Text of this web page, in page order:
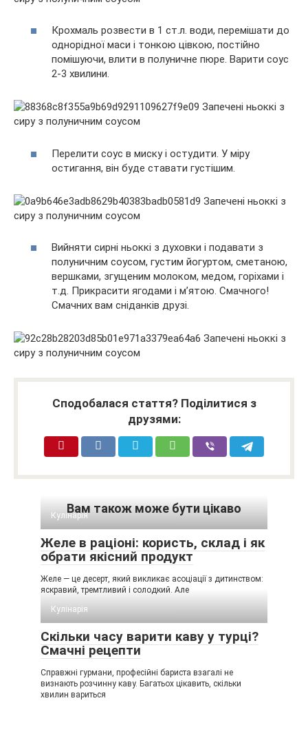
Крохмаль розвести в 1 ст.л. води, перемішати до
однорідної маси і тонкою цівкою, постійно
помішуючи, влити в полуничне пюре. Варити соус
2-3 хвилини.
Перелити соус в миску і остудити. У міру
остигання, він буде ставати густішим.
Вийняти сирні ньоккі з духовки і подавати з
полуничним соусом, густим йогуртом, сметаною,
вершками, згущеним молоком, медом, горіхами і
т.д. Прикрасити ягодами і м’ятою. Смачного!
Смачних вам сніданків друзі.
Сподобалася стаття? Поділитися з
друзями:
Вам також може бути цікаво
Кулінарія
Желе в раціоні: користь, склад і як
обрати якісний продукт
Желе — це десерт, який викликає асоціації з дитинством:
яскравий, тремтливий і солодкий. Але
Кулінарія
Скільки часу варити каву у турці?
Смачні рецепти
Справжні гурмани, професійні бариста взагалі не
визнають розчинну каву. Багатьох цікавить, скільки
хвилин вариться